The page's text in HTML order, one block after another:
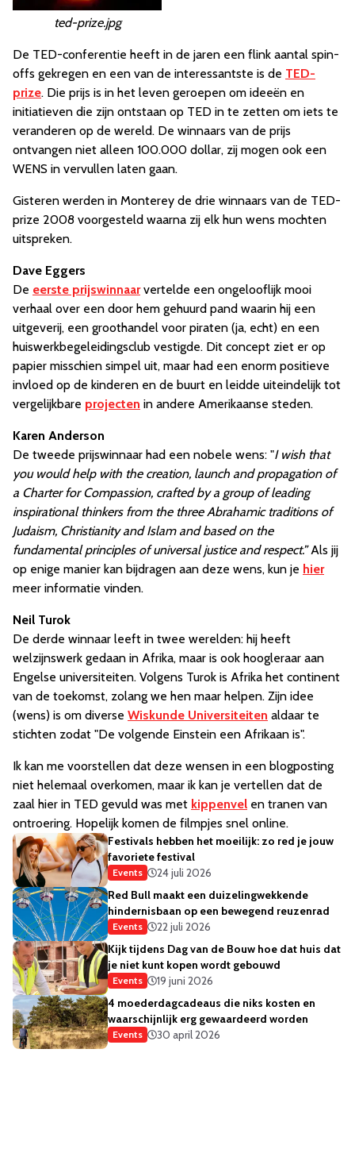
ted-prize.jpg
De TED-conferentie heeft in de jaren een flink aantal spin-
offs gekregen en een van de interessantste is de TED-
prize. Die prijs is in het leven geroepen om ideeën en
initiatieven die zijn ontstaan op TED in te zetten om iets te
veranderen op de wereld. De winnaars van de prijs
ontvangen niet alleen 100.000 dollar, zij mogen ook een
WENS in vervullen laten gaan.
Gisteren werden in Monterey de drie winnaars van de TED-
prize 2008 voorgesteld waarna zij elk hun wens mochten
uitspreken.
Dave Eggers
De eerste prijswinnaarvertelde een ongelooflijk mooi
verhaal over een door hem gehuurd pand waarin hij een
uitgeverij, een groothandel voor piraten (ja, echt) en een
huiswerkbegeleidingsclub vestigde. Dit concept ziet er op
papier misschien simpel uit, maar had een enorm positieve
invloed op de kinderen en de buurt en leidde uiteindelijk tot
vergelijkbare projecten in andere Amerikaanse steden.
Karen Anderson
De tweede prijswinnaar had een nobele wens: "I wish that
you would help with the creation, launch and propagation of
a Charter for Compassion, crafted by a group of leading
inspirational thinkers from the three Abrahamic traditions of
Judaism, Christianity and Islam and based on the
fundamental principles of universal justice and respect.”Als jij
op enige manier kan bijdragen aan deze wens, kun je hier
meer informatie vinden.
Neil Turok
De derde winnaar leeft in twee werelden: hij heeft
welzijnswerk gedaan in Afrika, maar is ook hoogleraar aan
Engelse universiteiten. Volgens Turok is Afrika het continent
van de toekomst, zolang we hen maar helpen. Zijn idee
(wens) is om diverse Wiskunde Universiteiten aldaar te
stichten zodat "De volgende Einstein een Afrikaan is".
Ik kan me voorstellen dat deze wensen in een blogposting
niet helemaal overkomen, maar ik kan je vertellen dat de
zaal hier in TED gevuld was met kippenvel en tranen van
ontroering. Hopelijk komen de filmpjes snel online.
Festivals hebben het moeilijk: zo red je jouw
favoriete festival
Events
24 juli 2026
Red Bull maakt een duizelingwekkende
hindernisbaan op een bewegend reuzenrad
Events
22 juli 2026
Kijk tijdens Dag van de Bouw hoe dat huis dat
je niet kunt kopen wordt gebouwd
Events
19 juni 2026
4 moederdagcadeaus die niks kosten en
waarschijnlijk erg gewaardeerd worden
Events 30 april 2026